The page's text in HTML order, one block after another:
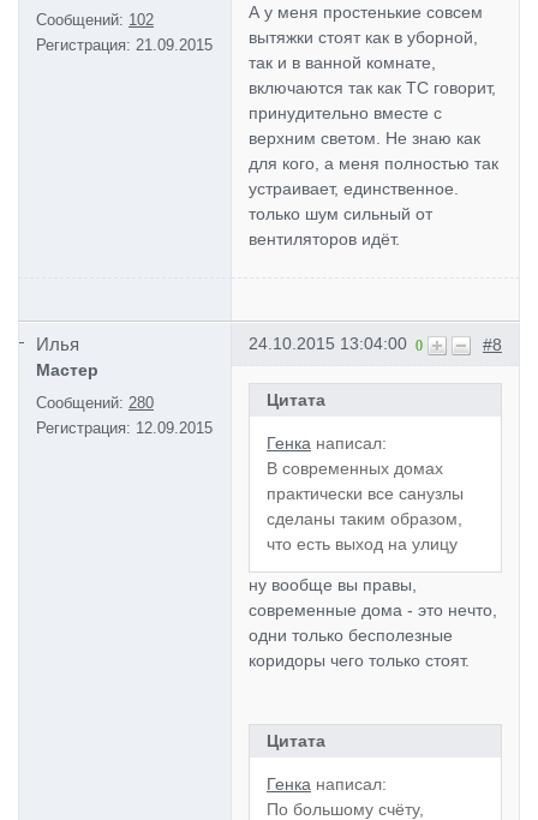
Сообщений: 102
Регистрация: 21.09.2015
А у меня простенькие совсем
вытяжки стоят как в уборной,
так и в ванной комнате,
включаются так как ТС говорит,
принудительно вместе с
верхним светом. Не знаю как
для кого, а меня полностью так
устраивает, единственное.
только шум сильный от
вентиляторов идёт.
Илья
Мастер
Сообщений: 280
Регистрация: 12.09.2015
#8
0
24.10.2015 13:04:00
Цитата
Генка написал:
В современных домах
практически все санузлы
сделаны таким образом,
что есть выход на улицу
ну вообще вы правы,
современные дома - это нечто,
одни только бесполезные
коридоры чего только стоят.
Цитата
Генка написал:
По большому счёту,